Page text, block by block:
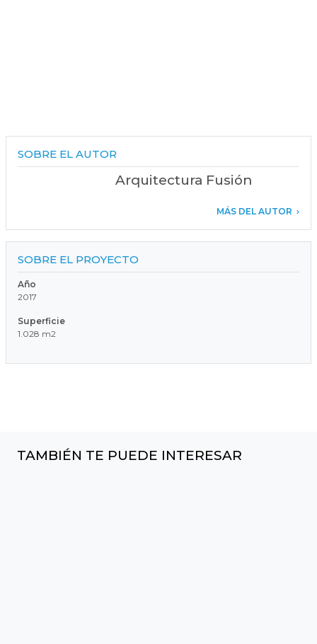
SOBRE EL AUTOR
Arquitectura Fusión
MÁS DEL AUTOR
SOBRE EL PROYECTO
Año
2017
Superficie
1.028 m2
TAMBIÉN TE PUEDE INTERESAR